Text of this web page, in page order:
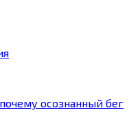
осознанный бег